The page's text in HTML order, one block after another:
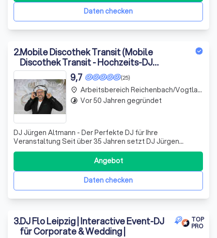
Daten checken
2.Mobile Discothek Transit (Mobile
Discothek Transit - Hochzeits-DJ
Vogtland - DJ Jürgen)
(25)
9,7
DJ Jürgen Altmann - Der Perfekte DJ für Ihre
Veranstaltung Seit über 35 Jahren setzt DJ Jürgen
Altmann mit seiner mobilen Disco TRANSIT Maßstäbe in
der Veranstaltungsunterhaltung. Mit einer
unvergleichlichen Mischung aus Erfahrung, Qualität und
Kundenfreundlichkeit sorgt er dafür, dass jede Feier zu
Daten checken
Angebot
place Arbeitsbereich Reichenbach/Vogtland
timelapse Vor 50 Jahren gegründet
3.DJ Flo Leipzig | Interactive Event-DJ
für Corporate & Wedding |
TOP
PRO